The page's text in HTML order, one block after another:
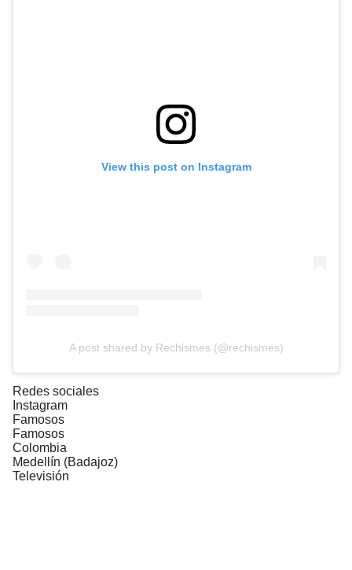
View this post on Instagram
A post shared by Rechismes (@rechismes)
Redes sociales
Instagram
Famosos
Famosos
Colombia
Medellín (Badajoz)
Televisión